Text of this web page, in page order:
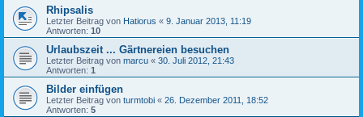
Rhipsalis
Letzter Beitrag von Hatiorus « 9. Januar 2013, 11:19
Antworten: 10
Urlaubszeit ... Gärtnereien besuchen
Letzter Beitrag von marcu « 30. Juli 2012, 21:43
Antworten: 1
Bilder einfügen
Letzter Beitrag von turmtobi « 26. Dezember 2011, 18:52
Antworten: 5